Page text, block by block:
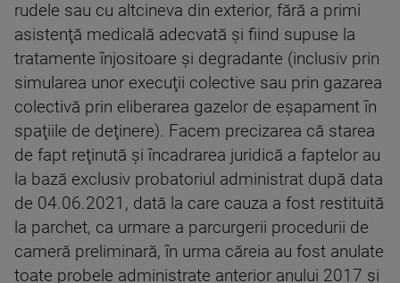
rudele sau cu altcineva din exterior, fără a primi
asistenţă medicală adecvată şi fiind supuse la
tratamente înjositoare şi degradante (inclusiv prin
simularea unor execuţii colective sau prin gazarea
colectivă prin eliberarea gazelor de eşapament în
spaţiile de deţinere). Facem precizarea că starea
de fapt reţinută şi încadrarea juridică a faptelor au
la bază exclusiv probatoriul administrat după data
de 04.06.2021, dată la care cauza a fost restituită
la parchet, ca urmare a parcurgerii procedurii de
cameră preliminară, în urma căreia au fost anulate
toate probele administrate anterior anului 2017 şi